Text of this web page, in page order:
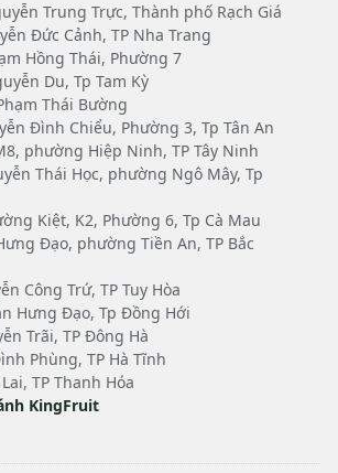
Trung Trực, Thành phố Rạch Giá
Đức Cảnh, TP Nha Trang
Hồng Thái, Phường 7
Du, Tp Tam Kỳ
Thái Bường
Đình Chiểu, Phường 3, Tp Tân An
phường Hiệp Ninh, TP Tây Ninh
Thái Học, phường Ngô Mây, Tp
Kiệt, K2, Phường 6, Tp Cà Mau
Đạo, phường Tiền An, TP Bắc
Công Trứ, TP Tuy Hòa
Hưng Đạo, Tp Đồng Hới
Trãi, TP Đông Hà
Phùng, TP Hà Tĩnh
TP Thanh Hóa
KingFruit